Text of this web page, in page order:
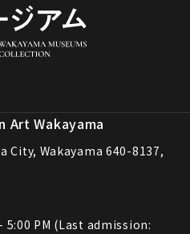
Art Wakayama
City, Wakayama 640-8137,
5:00 PM (Last admission: